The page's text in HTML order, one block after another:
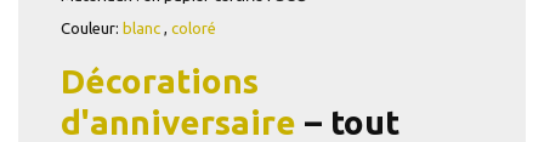
Couleur: blanc , coloré
Décorations
d'anniversaire – tout